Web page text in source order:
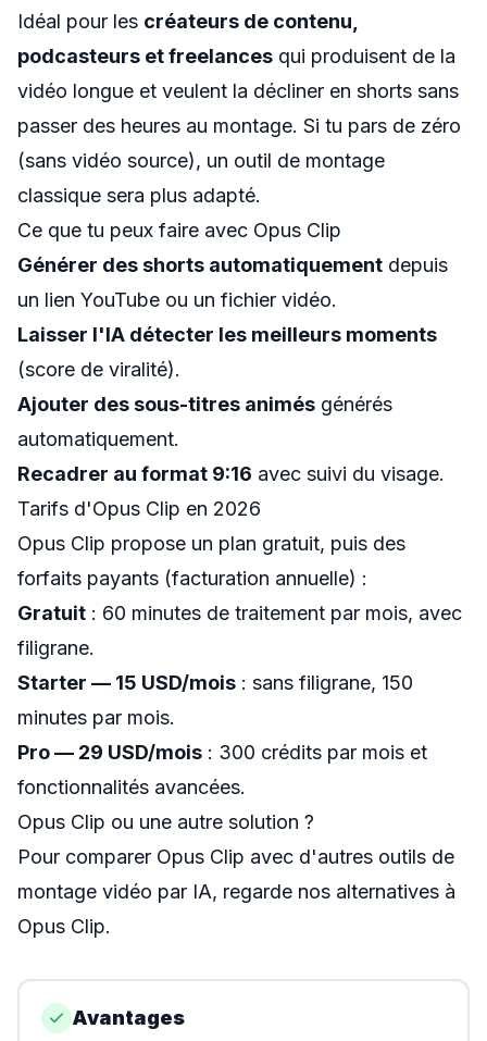
Idéal pour les créateurs de contenu,
podcasteurs et freelances qui produisent de la
vidéo longue et veulent la décliner en shorts sans
passer des heures au montage. Si tu pars de zéro
(sans vidéo source), un outil de montage
classique sera plus adapté.
Ce que tu peux faire avec Opus Clip
Générer des shorts automatiquement depuis
un lien YouTube ou un fichier vidéo.
Laisser l'IA détecter les meilleurs moments
(score de viralité).
Ajouter des sous-titres animés générés
automatiquement.
Recadrer au format 9:16 avec suivi du visage.
Tarifs d'Opus Clip en 2026
Opus Clip propose un plan gratuit, puis des
forfaits payants (facturation annuelle) :
Gratuit : 60 minutes de traitement par mois, avec
filigrane.
Starter — 15 USD/mois : sans filigrane, 150
minutes par mois.
Pro — 29 USD/mois : 300 crédits par mois et
fonctionnalités avancées.
Opus Clip ou une autre solution ?
Pour comparer Opus Clip avec d'autres outils de
montage vidéo par IA, regarde nos alternatives à
Opus Clip.
Avantages